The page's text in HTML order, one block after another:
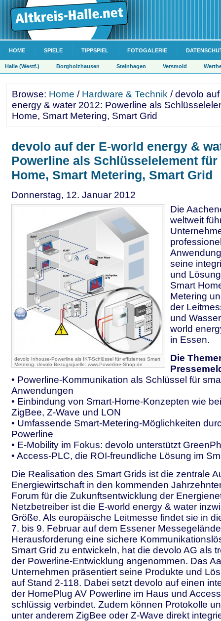
HOME SPIELE TIPPSPIEL FOTOGALERIE
Halle (Westf.) Borgholzhausen Steinhagen Versmold
Browse: Home / Hardware & Technik / devolo
energy & water 2012: Powerline als
Home, Smart Metering, Smart Grid
devolo auf der E-world energy &
Powerline als Schlüsselelement für
Home, Smart Metering, Smart Grid
Donnerstag, 12. Januar 2012
devolo Inhouse-Powerline als IKT-Schlüssel für effizientes Smart
Metering. devolo Bezugsquelle: www.Powerline-Shop.de
Die
weltweit
seine
und
Smart
Metering
der
und
world
in Essen.
Die
• Powerline-Kommunikation als Schlüssel für
Anwendungen
• Einbindung von Smart-Home-Konzepten wie
ZigBee, Z-Wave und LON
• Umfassende Smart-Metering-Möglichkeiten
Powerline
• E-Mobility im Fokus: devolo unterstützt
• Access-PLC, die ROI-freundliche Lösung im
Die Realisation des Smart Grids ist die zentrale
Energiewirtschaft in den kommenden
Forum für die Zukunftsentwicklung der
Netzbetreiber ist die E-world energy & water
Größe. Als europäische Leitmesse findet sie in
7. bis 9. Februar auf dem Essener
Herausforderung eine sichere
Smart Grid zu entwickeln, hat die devolo AG als
der Powerline-Entwicklung angenommen. Das
Unternehmen präsentiert seine Produkte und
auf Stand 2-118. Dabei setzt devolo auf einen
der HomePlug AV Powerline im Haus und
schlüssig verbindet. Zudem können Protokolle
unter anderem ZigBee oder Z-Wave direkt